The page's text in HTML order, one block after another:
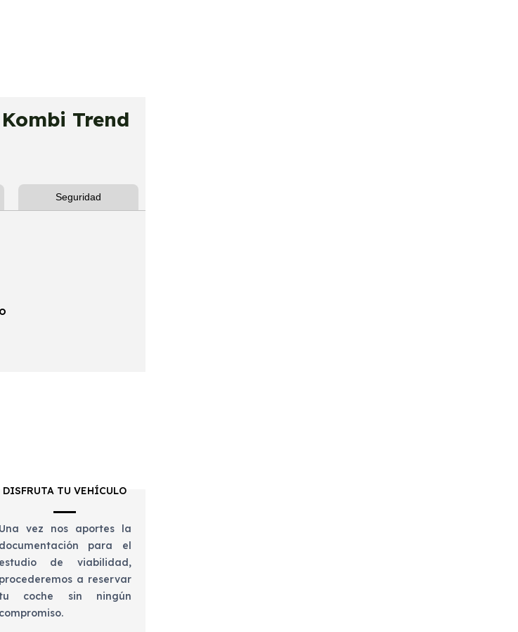
Trend
Seguridad
DISFRUTA TU VEHÍCULO
Una vez nos aportes la
documentación para el
estudio de viabilidad,
procederemos a reservar
coche sin ningún
compromiso.